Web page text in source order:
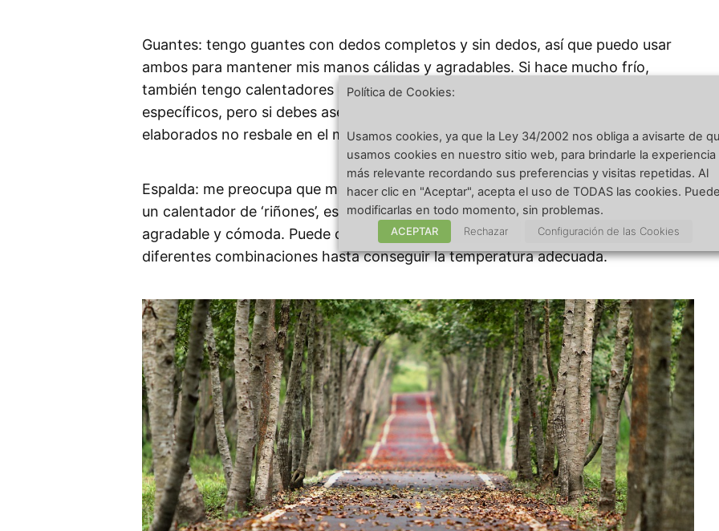
Guantes: tengo guantes con dedos completos y sin dedos, así que puedo usar
ambos para mantener mis manos cálidas y agradables. Si hace mucho frío,
también tengo calentadores de manos, por si acaso. No necesitas guantes
específicos, pero si debes asegúrarte de que el material con el cual están
elaborados no resbale en el manillar.
Espalda: me preocupa que me resfríe y que me pueda enfermar. Así que compré
un calentador de ‘riñones’, esto va alrededor de la cintura y mantiene la espalda
agradable y cómoda. Puede calentarme un poco, así que tiendo a jugar con las
diferentes combinaciones hasta conseguir la temperatura adecuada.
Política de Cookies:
Usamos cookies, ya que la Ley 34/2002 nos obliga a avisarte de
usamos cookies en nuestro sitio web, para brindarle la experiencia
más relevante recordando sus preferencias y visitas repetidas. Al
hacer clic en "Aceptar", acepta el uso de TODAS las cookies.
modificarlas en todo momento, sin problemas.
ACEPTAR Rechazar Configuración de las Cookies